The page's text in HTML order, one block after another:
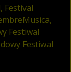
Festival
Festiwal
Festiwal